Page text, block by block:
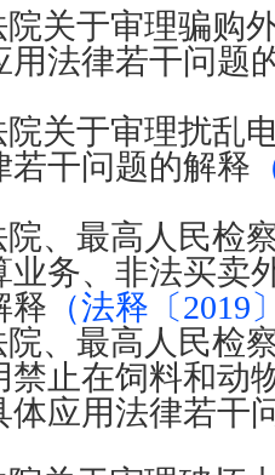
关于审理骗购
用法律若干问题
关于审理扰乱
若干问题的解释
、最高人民检
业务、非法买卖
释 （法释〔2019
、最高人民检
禁止在饲料和动
体应用法律若干